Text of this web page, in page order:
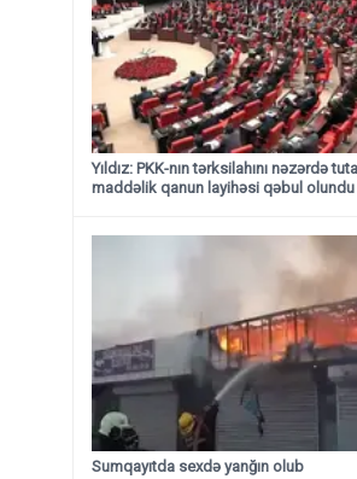
Yıldız: PKK-nın tərksilahını nəzərdə
maddəlik qanun layihəsi qəbul olundu ​​​​​​​
Sumqayıtda sexdə yanğın olub